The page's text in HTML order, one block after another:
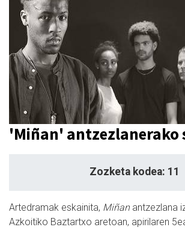
'Miñan' antzezlanerako
Zozketa kodea: 11
Artedramak eskainita, Miñanantzezlana
Azkoitiko Baztartxo aretoan, apirilaren